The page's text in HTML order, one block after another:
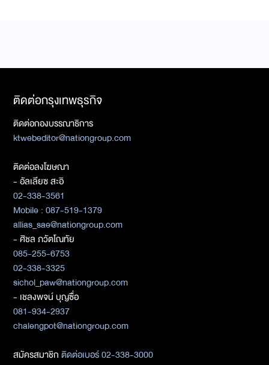
ติดต่อกรุงเทพธุรกิจ
ติดต่อกองบรรณาธิการ
ktwebeditor@nationgroup.com
ติดต่อลงโฆษณา
- อัลเลียซ สะอิ
02-338-3561
Mobile : 087-519-1379
allias_sae@nationgroup.com
- ศิชล ภวัตโณทัย
085-255-6753
02-338-3325
sichol_paw@nationgroup.com
- เชลงพจน์ บุญซื่อ
081-934-2937
chalengpot@nationgroup.com
สมัครสมาชิกติดต่อเบอร์ 02-338-3000